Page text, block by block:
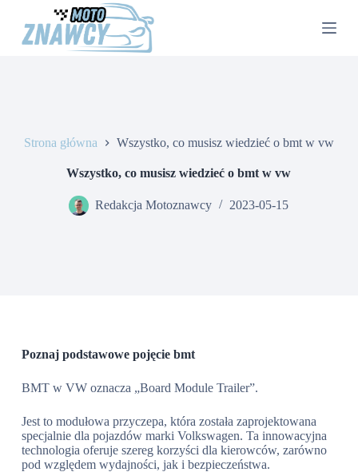
Strona główna Wszystko, co musisz wiedzieć o bmt w vw
Wszystko, co musisz wiedzieć o bmt w vw
Redakcja Motoznawcy 2023-05-15
Poznaj podstawowe pojęcie bmt
BMT w VW oznacza „Board Module Trailer”.
Jest to modułowa przyczepa, która została zaprojektowana
specjalnie dla pojazdów marki Volkswagen. Ta innowacyjna
technologia oferuje szereg korzyści dla kierowców, zarówno
pod względem wydajności, jak i bezpieczeństwa.